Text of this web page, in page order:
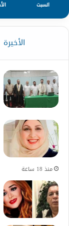
السبت
الأخيرة
منذ 18 ساعة